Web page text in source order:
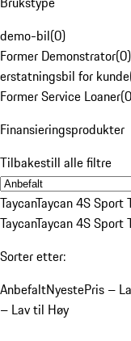
demo-bil(0)
Former Demonstrator(0)
erstatningsbil for kunde
Former Service Loaner(0
Finansieringsprodukter
Tilbakestill alle filtre
TaycanTaycan 4S Sport
TaycanTaycan 4S Sport
Sorter etter:
AnbefaltNyestePris –
– Lav til Høy